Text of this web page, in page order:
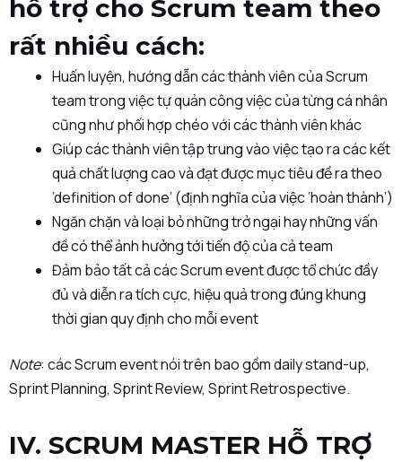
hỗ trợ cho Scrum team theo
rất nhiều cách:
Huấn luyện, hướng dẫn các thành viên của Scrum
team trong việc tự quản công việc của từng cá nhân
cũng như phối hợp chéo với các thành viên khác
Giúp các thành viên tập trung vào việc tạo ra các kết
quả chất lượng cao và đạt được mục tiêu đề ra theo
’definition of done’ (định nghĩa của việc ’hoàn thành’)
Ngăn chặn và loại bỏ những trở ngại hay những vấn
đề có thể ảnh hưởng tới tiến độ của cả team
Đảm bảo tất cả các Scrum event được tổ chức đầy
đủ và diễn ra tích cực, hiệu quả trong đúng khung
thời gian quy định cho mỗi event
Note: các Scrum event nói trên bao gồm daily stand-up,
Sprint Planning, Sprint Review, Sprint Retrospective.
IV. SCRUM MASTER HỖ TRỢ